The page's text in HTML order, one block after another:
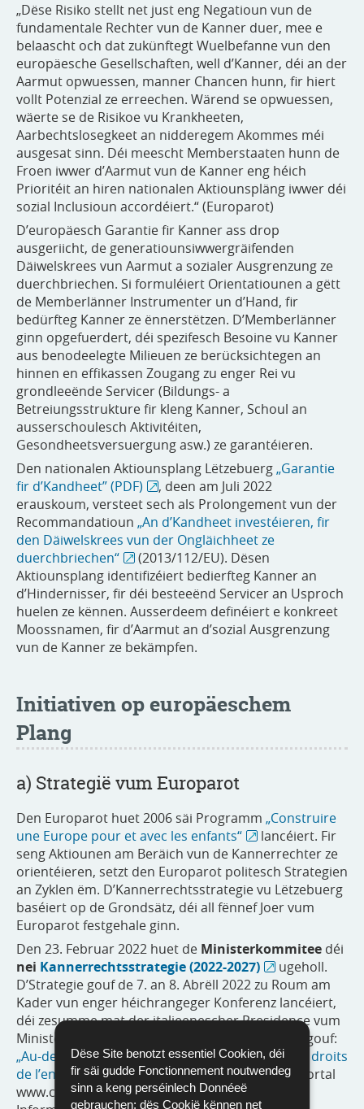
Dëse Site benotzt essentiel Cookien, déi
fir säi gudde Fonctionnement noutwendeg
sinn a keng perséinlech Donnéeë
gebrauchen; dës Cookië kënnen net
„Dëse Risiko stellt net just eng Negatioun vun de
fundamentale Rechter vun de Kanner duer, mee e
belaascht och dat zukünftegt Wuelbefanne vun den
europäesche Gesellschaften, well d’Kanner, déi an der
Aarmut opwuessen, manner Chancen hunn, fir hiert
vollt Potenzial ze erreechen. Wärend se opwuessen,
wäerte se de Risikoe vu Krankheeten,
Aarbechtslosegkeet an nidderegem Akommes méi
ausgesat sinn. Déi meescht Memberstaaten hunn de
Froen iwwer d’Aarmut vun de Kanner eng héich
Prioritéit an hiren nationalen Aktiounspläng iwwer déi
sozial Inclusioun accordéiert.“ (Europarot)
D’europäesch Garantie fir Kanner ass drop
ausgeriicht, de generatiounsiwwergräifenden
Däiwelskrees vun Aarmut a sozialer Ausgrenzung ze
duerchbriechen. Si formuléiert Orientatiounen a gëtt
de Memberlänner Instrumenter un d’Hand, fir
bedürfteg Kanner ze ënnerstëtzen. D’Memberlänner
ginn opgefuerdert, déi spezifesch Besoine vu Kanner
aus benodeelegte Milieuen ze berücksichtegen an
hinnen en effikassen Zougang zu enger Rei vu
grondleeënde Servicer (Bildungs- a
Betreiungsstrukture fir kleng Kanner, Schoul an
ausserschoulesch Aktivitéiten,
Gesondheetsversuergung asw.) ze garantéieren.
Den nationalen Aktiounsplang Lëtzebuerg„Garantie
fir d’Kandheet” (PDF)
, deen am Juli 2022
erauskoum, versteet sech als Prolongement vun der
Recommandatioun „An d’Kandheet investéieren, fir
den Däiwelskrees vun der Ongläichheet ze
duerchbriechen“
(2013/112/EU). Dësen
Aktiounsplang identifizéiert bedierfteg Kanner an
d’Hindernisser, fir déi besteeënd Servicer an Usproch
huelen ze kënnen. Ausserdeem definéiert e konkreet
Moossnamen, fir d’Aarmut an d’sozial Ausgrenzung
vun de Kanner ze bekämpfen.
Initiativen op europäeschem
Plang
a) Strategië vum Europarot
Den Europarot huet 2006 säi Programm „Construire
une Europe pour et avec les enfants“
lancéiert. Fir
seng Aktiounen am Beräich vun de Kannerrechter ze
orientéieren, setzt den Europarot politesch Strategien
an Zyklen ëm. D’Kannerrechtsstrategie vu Lëtzebuerg
baséiert op de Grondsätz, déi all fënnef Joer vum
Europarot festgehale ginn.
Den 23. Februar 2022 huet de Ministerkommitee déi
nei Kannerrechtsstrategie(2022-2027)
ugeholl.
D’Strategie gouf de 7. an 8. Abrëll 2022 zu Roum am
Kader vun enger héichrangeger Konferenz lancéiert,
déi zesumme mat der italieenescher Presidence vum
Ministerkommitee vum Europarot organiséiert gouf:
„Au-delà de l’horizon : une nouvelle ère pour les droits
de l’enfant“
.Den Europarot bitt op sengem Portal
www.coe.int./children vill ganz interessant